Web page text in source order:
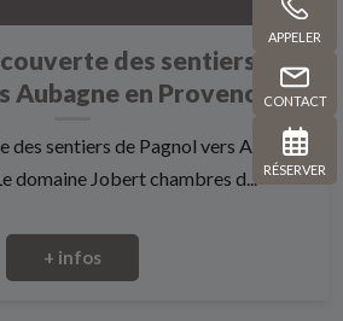
APPELER
CONTACT
RÉSERVER
des sentiers de
Aubagne en Provence
des sentiers de Pagnol vers Aubagne
domaine Jobert chambres d...
+ infos